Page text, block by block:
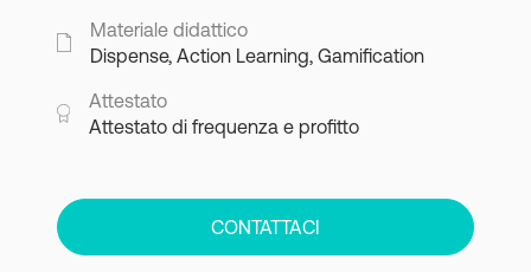
Materiale didattico
Dispense, Action Learning, Gamification
Attestato
Attestato di frequenza e profitto
CONTATTACI